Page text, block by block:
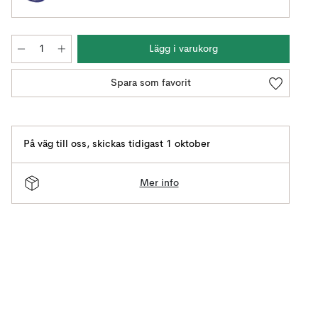
Lägg i varukorg
Spara som favorit
På väg till oss, skickas tidigast 1 oktober
Mer info